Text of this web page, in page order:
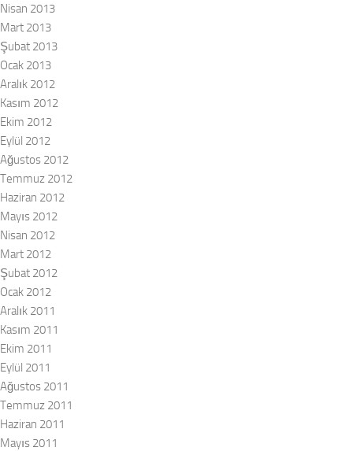
Nisan 2013
Mart 2013
Şubat 2013
Ocak 2013
Aralık 2012
Kasım 2012
Ekim 2012
Eylül 2012
Ağustos 2012
Temmuz 2012
Haziran 2012
Mayıs 2012
Nisan 2012
Mart 2012
Şubat 2012
Ocak 2012
Aralık 2011
Kasım 2011
Ekim 2011
Eylül 2011
Ağustos 2011
Temmuz 2011
Haziran 2011
Mayıs 2011